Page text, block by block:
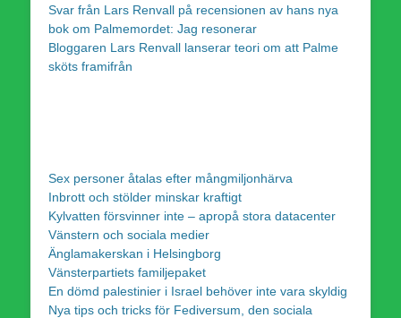
Svar från Lars Renvall på recensionen av hans nya
bok om Palmemordet: Jag resonerar
Bloggaren Lars Renvall lanserar teori om att Palme
sköts framifrån
Sex personer åtalas efter mångmiljonhärva
Inbrott och stölder minskar kraftigt
Kylvatten försvinner inte – apropå stora datacenter
Vänstern och sociala medier
Änglamakerskan i Helsingborg
Vänsterpartiets familjepaket
En dömd palestinier i Israel behöver inte vara skyldig
Nya tips och tricks för Fediversum, den sociala